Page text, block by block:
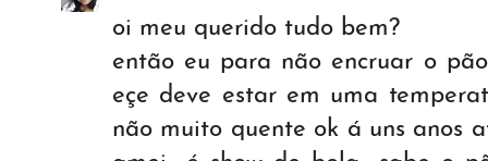
oi meu querido tudo bem?
então eu para não encruar o
eçe deve estar em uma
não muito quente ok á uns anos